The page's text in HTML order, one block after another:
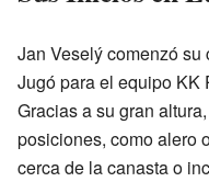
Jan Veselý comenzó
Jugó para el equipo KK
Gracias a su gran
posiciones, como alero
cerca de la canasta o